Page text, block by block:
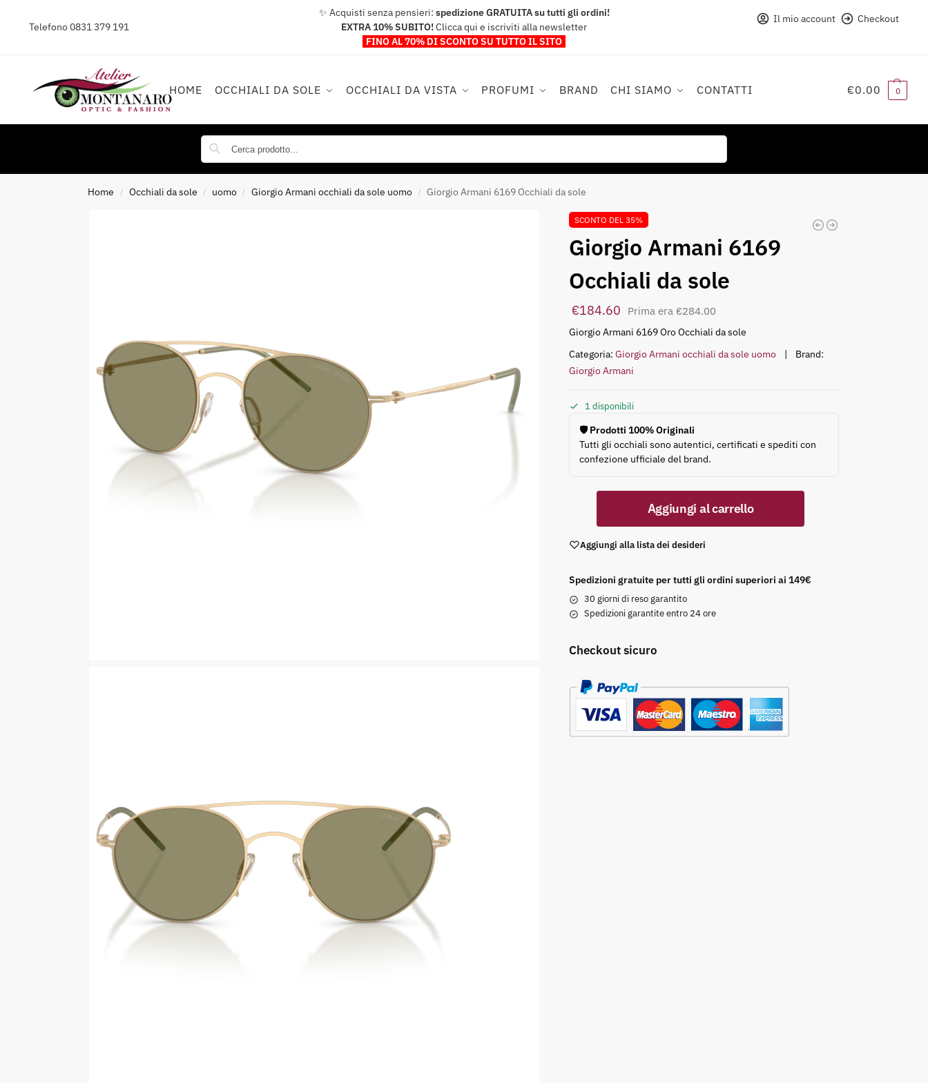
Telefono0831 379 191
✨ Acquisti senza pensieri: spedizione GRATUITA su tutti gli ordini!
EXTRA 10% SUBITO!Clicca qui e iscriviti alla newsletter
FINO AL 70% DI SCONTO SU TUTTO IL SITO
Il mio account Checkout
HOME OCCHIALI DA SOLE OCCHIALI DA VISTA PROFUMI BRAND CHI SIAMO CONTATTI €0.00 0
Home / Occhiali da sole / uomo / Giorgio Armani occhiali da sole uomo / Giorgio Armani 6169 Occhiali da sole
SCONTO DEL 35%
Giorgio Armani 6169
Occhiali da sole
€284.00
€184.60
Giorgio Armani 6169 Oro Occhiali da sole
Categoria:Giorgio Armani occhiali da sole uomo
Brand:
Giorgio Armani
1 disponibili
🛡️ Prodotti 100% Originali
Tutti gli occhiali sono autentici, certificati e spediti con
confezione ufficiale del brand.
Aggiungi al carrello
Aggiungi alla lista dei desideri
Spedizioni gratuite per tutti gli ordini superiori ai 149€
30 giorni di reso garantito
Spedizioni garantite entro 24 ore
Checkout sicuro